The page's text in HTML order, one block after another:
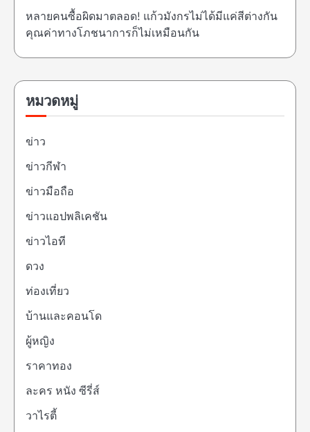
หลายคนซื้อผิดมาตลอด! แก้วมังกรไม่ได้มีแค่สีต่างกัน
คุณค่าทางโภชนาการก็ไม่เหมือนกัน
หมวดหมู่
ข่าว
ข่าวกีฬา
ข่าวมือถือ
ข่าวแอปพลิเคชัน
ข่าวไอที
ดวง
ท่องเที่ยว
บ้านและคอนโด
ผู้หญิง
ราคาทอง
ละคร หนัง ซีรี่ส์
วาไรตี้